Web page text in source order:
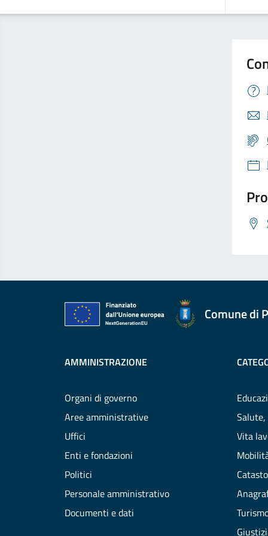
Comune di
AMMINISTRAZIONE
Organi di governo
Aree amministrative
Uffici
Enti e fondazioni
Politici
Personale amministrativo
Documenti e dati
Salute,
Vita